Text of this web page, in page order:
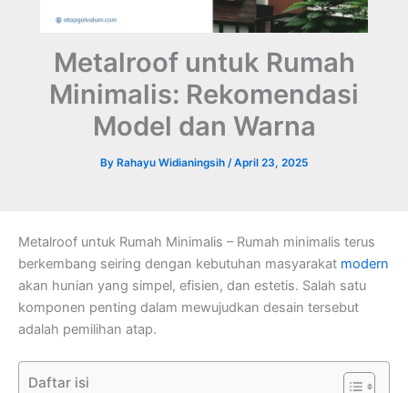
Metalroof untuk Rumah
Minimalis: Rekomendasi
Model dan Warna
By Rahayu Widianingsih /April 23, 2025
Metalroof untuk Rumah Minimalis – Rumah minimalis terus
berkembang seiring dengan kebutuhan masyarakat modern
akan hunian yang simpel, efisien, dan estetis. Salah satu
komponen penting dalam mewujudkan desain tersebut
adalah pemilihan atap.
Daftar isi